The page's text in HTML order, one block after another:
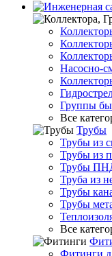
Насосно-
Группы
Все
Трубы
Трубы из
Трубы из
Трубы
Труба из
Трубы
Трубы
Все
Фитинги